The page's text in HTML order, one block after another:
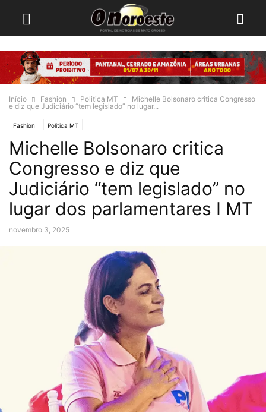
Início Fashion Politica MT
Michelle Bolsonaro critica Congresso
e diz que Judiciário “tem legislado” no lugar...
Fashion Politica MT
Michelle Bolsonaro critica
Congresso e diz que
Judiciário “tem legislado” no
lugar dos parlamentares I MT
novembro 3, 2025